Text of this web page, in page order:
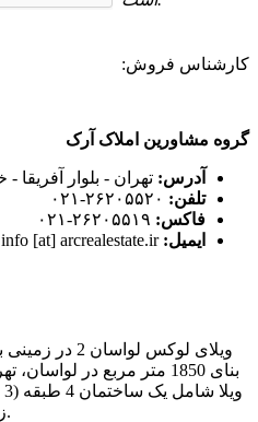
کارشناس فروش:
گروه مشاورین املاک آرک
آدرس: تهران - بلوار آفریقا -
تلفن:
فاکس:
ایمیل: info [at] arcrealestate.ir
بنای 1850 متر مربع در
زمین) و 7 واحد پارکینگ می باشد.